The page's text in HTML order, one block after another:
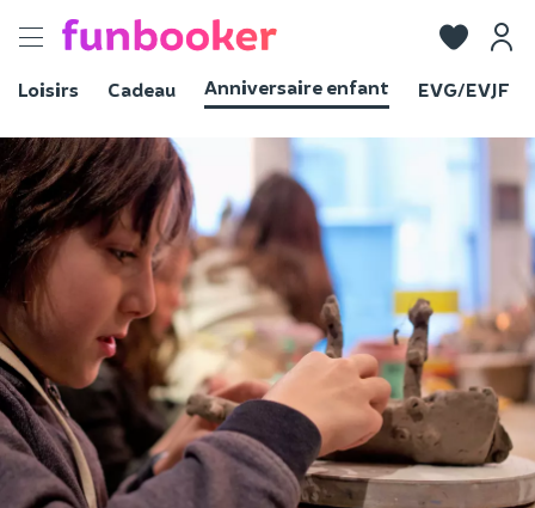
Toggle
Loisirs
Cadeau Anniversaire enfant EVG/EVJF
Voir les photos